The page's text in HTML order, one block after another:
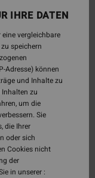
IHRE DATEN
vergleichbare
speichern
Adresse) können
und Inhalte zu
zu
um die
Sie
die Ihrer
oder sich
Cookies nicht
der
in unserer :